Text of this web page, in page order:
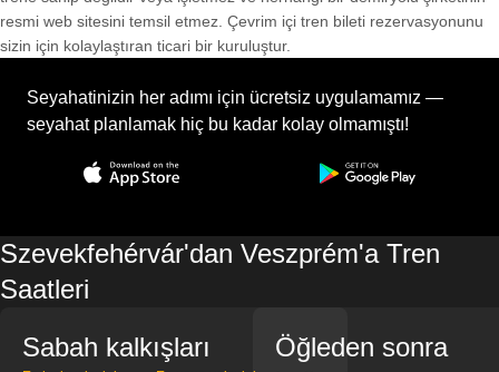
resmi web sitesini temsil etmez. Çevrim içi tren bileti rezervasyonunu
sizin için kolaylaştıran ticari bir kuruluştur.
Seyahatinizin her adımı için ücretsiz uygulamamız —
seyahat planlamak hiç bu kadar kolay olmamıştı!
Szevekfehérvár'dan Veszprém'a Tren
Saatleri
Sabah kalkışları
Öğleden sonra